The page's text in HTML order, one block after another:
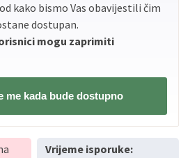
kako bismo Vas obavijestili čim
dostupan.
mogu zaprimiti
me kada bude dostupno
Vrijeme isporuke: